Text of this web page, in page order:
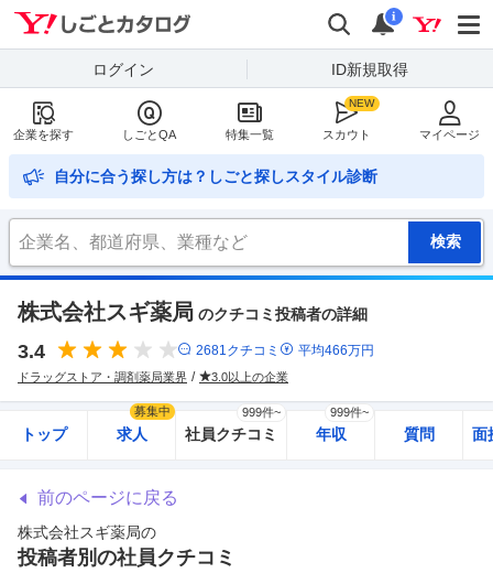
検索
通知
i
ログイン ID新規取得
企業を探す しごとQA 特集一覧 スカウト マイページ
自分に合う探し方は？しごと探しスタイル診断
株式会社スギ薬局 のクチコミ投稿者の詳細
3.4 2681 クチコミ 平均466万円
ドラッグストア・調剤薬局業界 3.0以上の企業
トップ 求人
募集中
社員クチコミ
999件~
年収
999件~
質問 面
前のページに戻る
株式会社スギ薬局の
投稿者別の社員クチコミ